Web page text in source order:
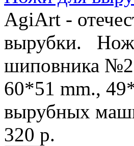
AgiArt -
вырубки.
шиповника
60*51 mm.,
вырубных
320 р.